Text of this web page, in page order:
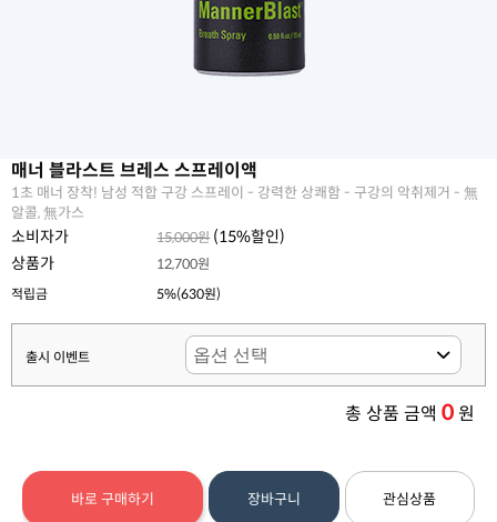
매너 블라스트 브레스 스프레이액
1초 매너 장착! 남성 적합 구강 스프레이 - 강력한 상쾌함 - 구강의 악취제거 - 無
알콜, 無가스
소비자가 15,000원 (15%할인)
상품가
12,700원
적립금
5%(630원)
출시 이벤트
총 상품 금액 0원
바로 구매하기 장바구니 관심상품